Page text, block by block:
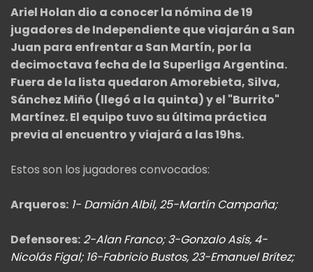
Ariel Holan dio a conocer la nómina de 19
jugadores de Independiente que viajarán a San
Juan para enfrentar a San Martín, por la
decimoctava fecha de la Superliga Argentina.
Fuera de la lista quedaron Amorebieta, Silva,
Sánchez Miño (llegó a la quinta) y el "Burrito"
Martínez. El equipo tuvo su última práctica
previa al encuentro y viajará a las 19hs.
Estos son los jugadores convocados:
Arqueros: 1- Damián Albil, 25-Martín Campaña;
Defensores: 2-Alan Franco; 3-Gonzalo Asís, 4-
Nicolás Figal; 16-Fabricio Bustos, 23-Emanuel Brítez;